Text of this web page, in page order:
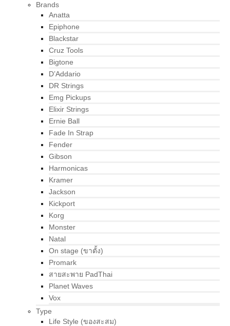
Brands
Anatta
Epiphone
Blackstar
Cruz Tools
Bigtone
D’Addario
DR Strings
Emg Pickups
Elixir Strings
Ernie Ball
Fade In Strap
Fender
Gibson
Harmonicas
Kramer
Jackson
Kickport
Korg
Monster
Natal
On stage (ขาตั้ง)
Promark
สายสะพาย PadThai
Planet Waves
Vox
Type
Life Style (ของสะสม)